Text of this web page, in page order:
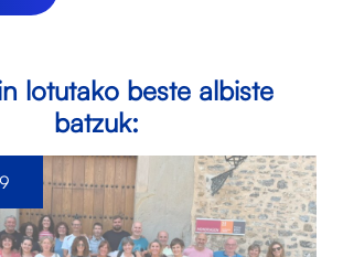
lotutako beste albiste
batzuk: